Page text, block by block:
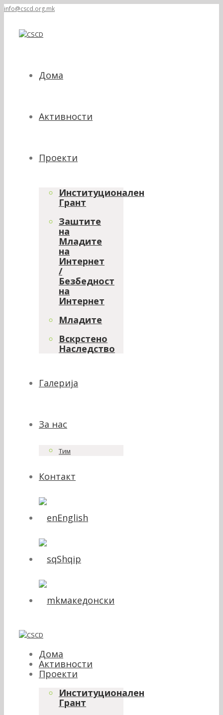
info@cscd.org.mk
Дома
Активности
Проекти
Институционален
Грант
Заштите
на
Младите
на
Интернет
/
Безбедност
на
Интернет
Младите
Вскрстено
Наследство
Галерија
За нас
Тим
Контакт
English
Shqip
македонски
Дома
Активности
Проекти
Институционален
Грант